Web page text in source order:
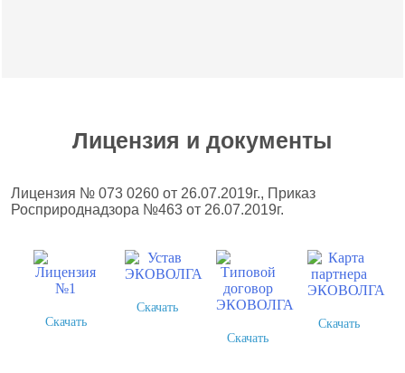
Лицензия и документы
Лицензия № 073 0260 от 26.07.2019г., Приказ
Росприроднадзора №463 от 26.07.2019г.
Скачать
Скачать
Скачать
Скачать